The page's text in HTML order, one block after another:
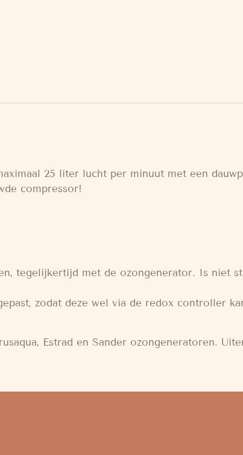
25 liter lucht per minuut met een
compressor!
tegelijkertijd met de ozongenerator. Is niet
zodat deze wel via de redox controller
Estrad en Sander ozongeneratoren.